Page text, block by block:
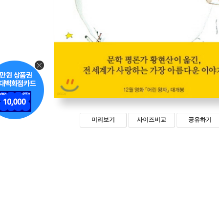
미리보기 사이즈비교 공유하기